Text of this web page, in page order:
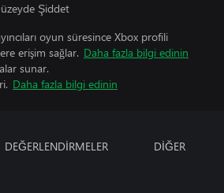
Şiddet
oyun süresince Xbox profili
erişim sağlar. Daha fazla bilgi edinin
sunar.
Daha fazla bilgi edinin
DEĞERLENDİRMELER DİĞER